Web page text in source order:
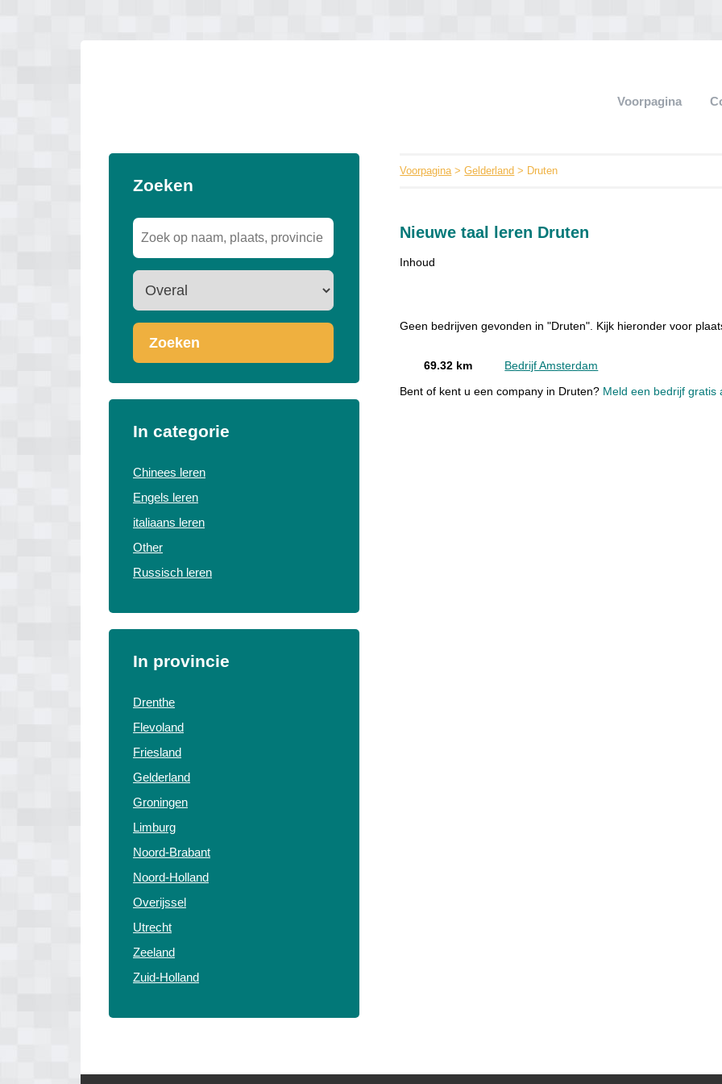
Voorpagina
Zoeken
Zoeken
In categorie
Chinees leren
Engels leren
italiaans leren
Other
Russisch leren
In provincie
Drenthe
Flevoland
Friesland
Gelderland
Groningen
Limburg
Noord-Brabant
Noord-Holland
Overijssel
Utrecht
Zeeland
Zuid-Holland
Voorpagina>Gelderland > Druten
Nieuwe taal leren Druten
Inhoud
Geen bedrijven gevonden in "Druten". Kijk hieronder voor
69.32 km Bedrijf Amsterdam
Bent of kent u een company in Druten? Meld een bedrijf gratis